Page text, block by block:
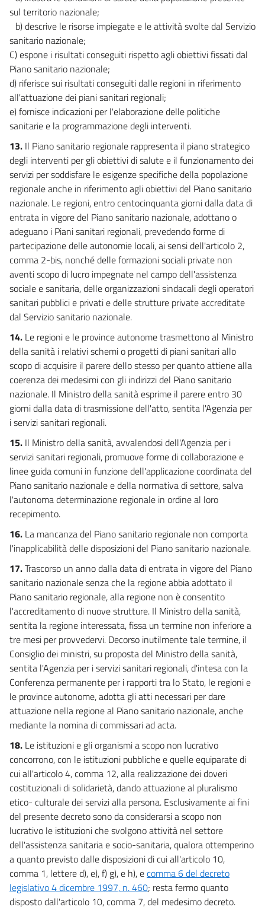
sul territorio nazionale;
b) descrive le risorse impiegate e le attività svolte dal Servizio
sanitario nazionale;
C) espone i risultati conseguiti rispetto agli obiettivi fissati dal
Piano sanitario nazionale;
d) riferisce sui risultati conseguiti dalle regioni in riferimento
all'attuazione dei piani sanitari regionali;
e) fornisce indicazioni per l'elaborazione delle politiche
sanitarie e la programmazione degli interventi.
13. Il Piano sanitario regionale rappresenta il piano strategico
degli interventi per gli obiettivi di salute e il funzionamento dei
servizi per soddisfare le esigenze specifiche della popolazione
regionale anche in riferimento agli obiettivi del Piano sanitario
nazionale. Le regioni, entro centocinquanta giorni dalla data di
entrata in vigore del Piano sanitario nazionale, adottano o
adeguano i Piani sanitari regionali, prevedendo forme di
partecipazione delle autonomie locali, ai sensi dell'articolo 2,
comma 2-bis, nonché delle formazioni sociali private non
aventi scopo di lucro impegnate nel campo dell'assistenza
sociale e sanitaria, delle organizzazioni sindacali degli operatori
sanitari pubblici e privati e delle strutture private accreditate
dal Servizio sanitario nazionale.
14. Le regioni e le province autonome trasmettono al Ministro
della sanità i relativi schemi o progetti di piani sanitari allo
scopo di acquisire il parere dello stesso per quanto attiene alla
coerenza dei medesimi con gli indirizzi del Piano sanitario
nazionale. Il Ministro della sanità esprime il parere entro 30
giorni dalla data di trasmissione dell'atto, sentita l'Agenzia per
i servizi sanitari regionali.
15. Il Ministro della sanità, avvalendosi dell'Agenzia per i
servizi sanitari regionali, promuove forme di collaborazione e
linee guida comuni in funzione dell'applicazione coordinata del
Piano sanitario nazionale e della normativa di settore, salva
l'autonoma determinazione regionale in ordine al loro
recepimento.
16. La mancanza del Piano sanitario regionale non comporta
l'inapplicabilità delle disposizioni del Piano sanitario nazionale.
17.Trascorso un anno dalla data di entrata in vigore del Piano
sanitario nazionale senza che la regione abbia adottato il
Piano sanitario regionale, alla regione non è consentito
l'accreditamento di nuove strutture. Il Ministro della sanità,
sentita la regione interessata, fissa un termine non inferiore a
tre mesi per provvedervi. Decorso inutilmente tale termine, il
Consiglio dei ministri, su proposta del Ministro della sanità,
sentita l'Agenzia per i servizi sanitari regionali, d'intesa con la
Conferenza permanente per i rapporti tra lo Stato, le regioni e
le province autonome, adotta gli atti necessari per dare
attuazione nella regione al Piano sanitario nazionale, anche
mediante la nomina di commissari ad acta.
18. Le istituzioni e gli organismi a scopo non lucrativo
concorrono, con le istituzioni pubbliche e quelle equiparate di
cui all'articolo 4, comma 12, alla realizzazione dei doveri
costituzionali di solidarietà, dando attuazione al pluralismo
etico- culturale dei servizi alla persona. Esclusivamente ai fini
del presente decreto sono da considerarsi a scopo non
lucrativo le istituzioni che svolgono attività nel settore
dell'assistenza sanitaria e socio-sanitaria, qualora ottemperino
a quanto previsto dalle disposizioni di cui all'articolo 10,
comma 1, lettere d), e), f) g), e h), ecomma 6 del decreto
legislativo 4 dicembre 1997, n. 460; resta fermo quanto
disposto dall'articolo 10, comma 7, del medesimo decreto.